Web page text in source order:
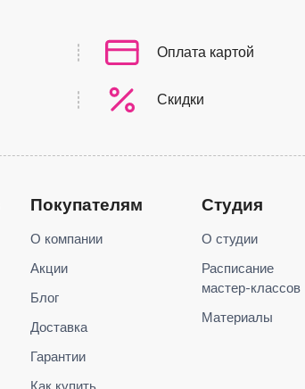
Оплата картой
Скидки
Покупателям
О компании
Акции
Блог
Доставка
Гарантии
Как купить
Студия
О студии
Расписание
мастер-классов
Материалы